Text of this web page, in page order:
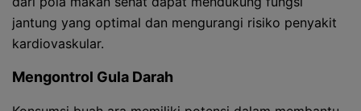
jantung yang optimal dan mengurangi risiko penyakit
kardiovaskular.
Mengontrol Gula Darah